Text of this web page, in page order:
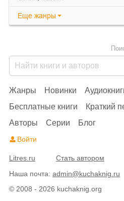
Еще жанры
© 2008 - 2026 kuchaknig.org
Жанры Новинки
Бесплатные книги
Краткий
Авторы
Серии Блог
Войти
Litres.ru Стать автором
Наша почта: admin@kuchaknig.ru